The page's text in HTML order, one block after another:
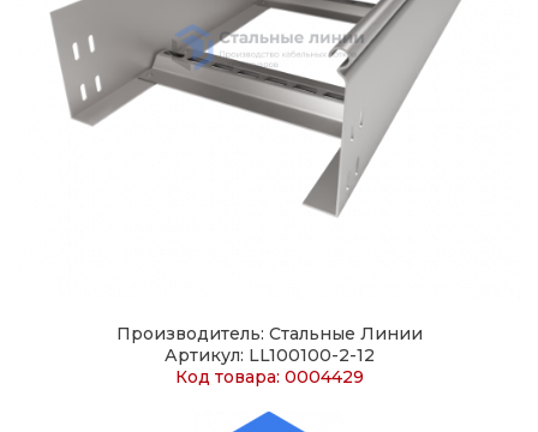
Производитель: Стальные Линии
Артикул: LL100100-2-12
Код товара: 0004429